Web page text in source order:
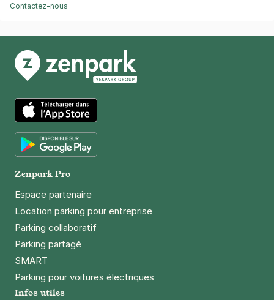
Contactez-nous
App Store
Zenpark Pro
Espace partenaire
Location parking pour entreprise
Parking collaboratif
Parking partagé
SMART
Parking pour voitures électriques
Infos utiles